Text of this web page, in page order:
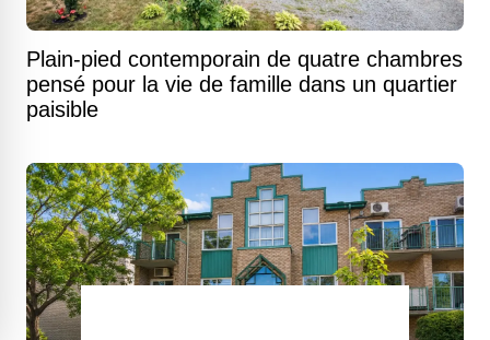
Plain-pied contemporain de quatre chambres
pensé pour la vie de famille dans un quartier
paisible